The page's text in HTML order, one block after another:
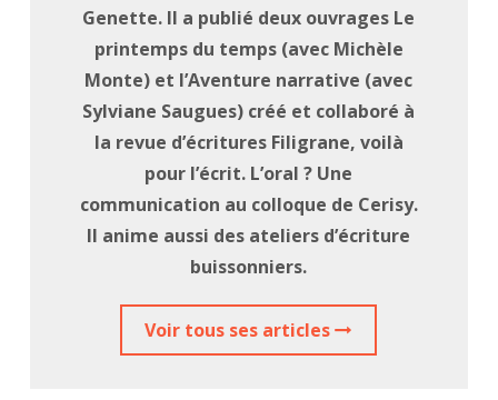
Genette. Il a publié deux ouvrages Le
printemps du temps (avec Michèle
Monte) et l’Aventure narrative (avec
Sylviane Saugues) créé et collaboré à
la revue d’écritures Filigrane, voilà
pour l’écrit. L’oral ? Une
communication au colloque de Cerisy.
Il anime aussi des ateliers d’écriture
buissonniers.
Voir tous ses articles